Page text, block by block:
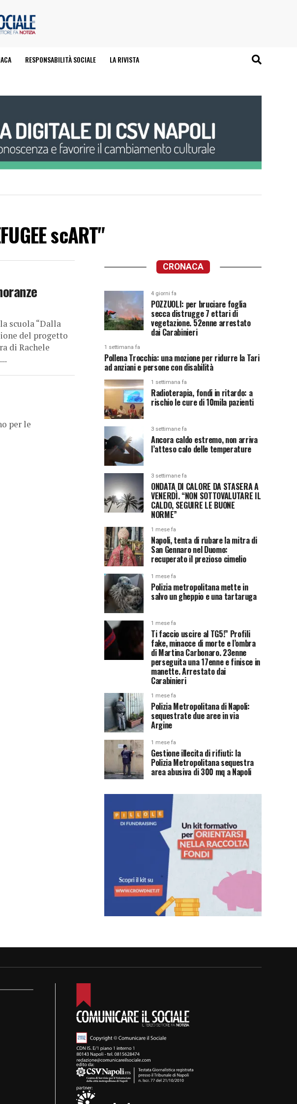
RESPONSABILITÀ SOCIALE LA RIVISTA
scART"
scuola “Dalla
del progetto
di Rachele
per le
CRONACA
4 giorni fa
POZZUOLI: per bruciare foglia
secca distrugge 7 ettari di
vegetazione. 52enne arrestato
dai Carabinieri
1 settimana fa
Pollena Trocchia: una mozione per ridurre la Tari
ad anziani e persone con disabilità
1 settimana fa
Radioterapia, fondi in ritardo: a
rischio le cure di 10mila pazienti
3 settimane fa
Ancora caldo estremo, non arriva
l’atteso calo delle temperature
3 settimane fa
ONDATA DI CALORE DA STASERA A
VENERDÌ. “NON SOTTOVALUTARE IL
CALDO, SEGUIRE LE BUONE
NORME”
1 mese fa
Napoli, tenta di rubare la mitra di
San Gennaro nel Duomo:
recuperato il prezioso cimelio
1 mese fa
Polizia metropolitana mette in
salvo un gheppio e una tartaruga
1 mese fa
Ti faccio uscire al TG5!” Profili
fake, minacce di morte e l’ombra
di Martina Carbonaro. 23enne
perseguita una 17enne e finisce in
manette. Arrestato dai
Carabinieri
1 mese fa
Polizia Metropolitana di Napoli:
sequestrate due aree in via
Argine
1 mese fa
Gestione illecita di rifiuti: la
Polizia Metropolitana sequestra
area abusiva di 300 mq a Napoli